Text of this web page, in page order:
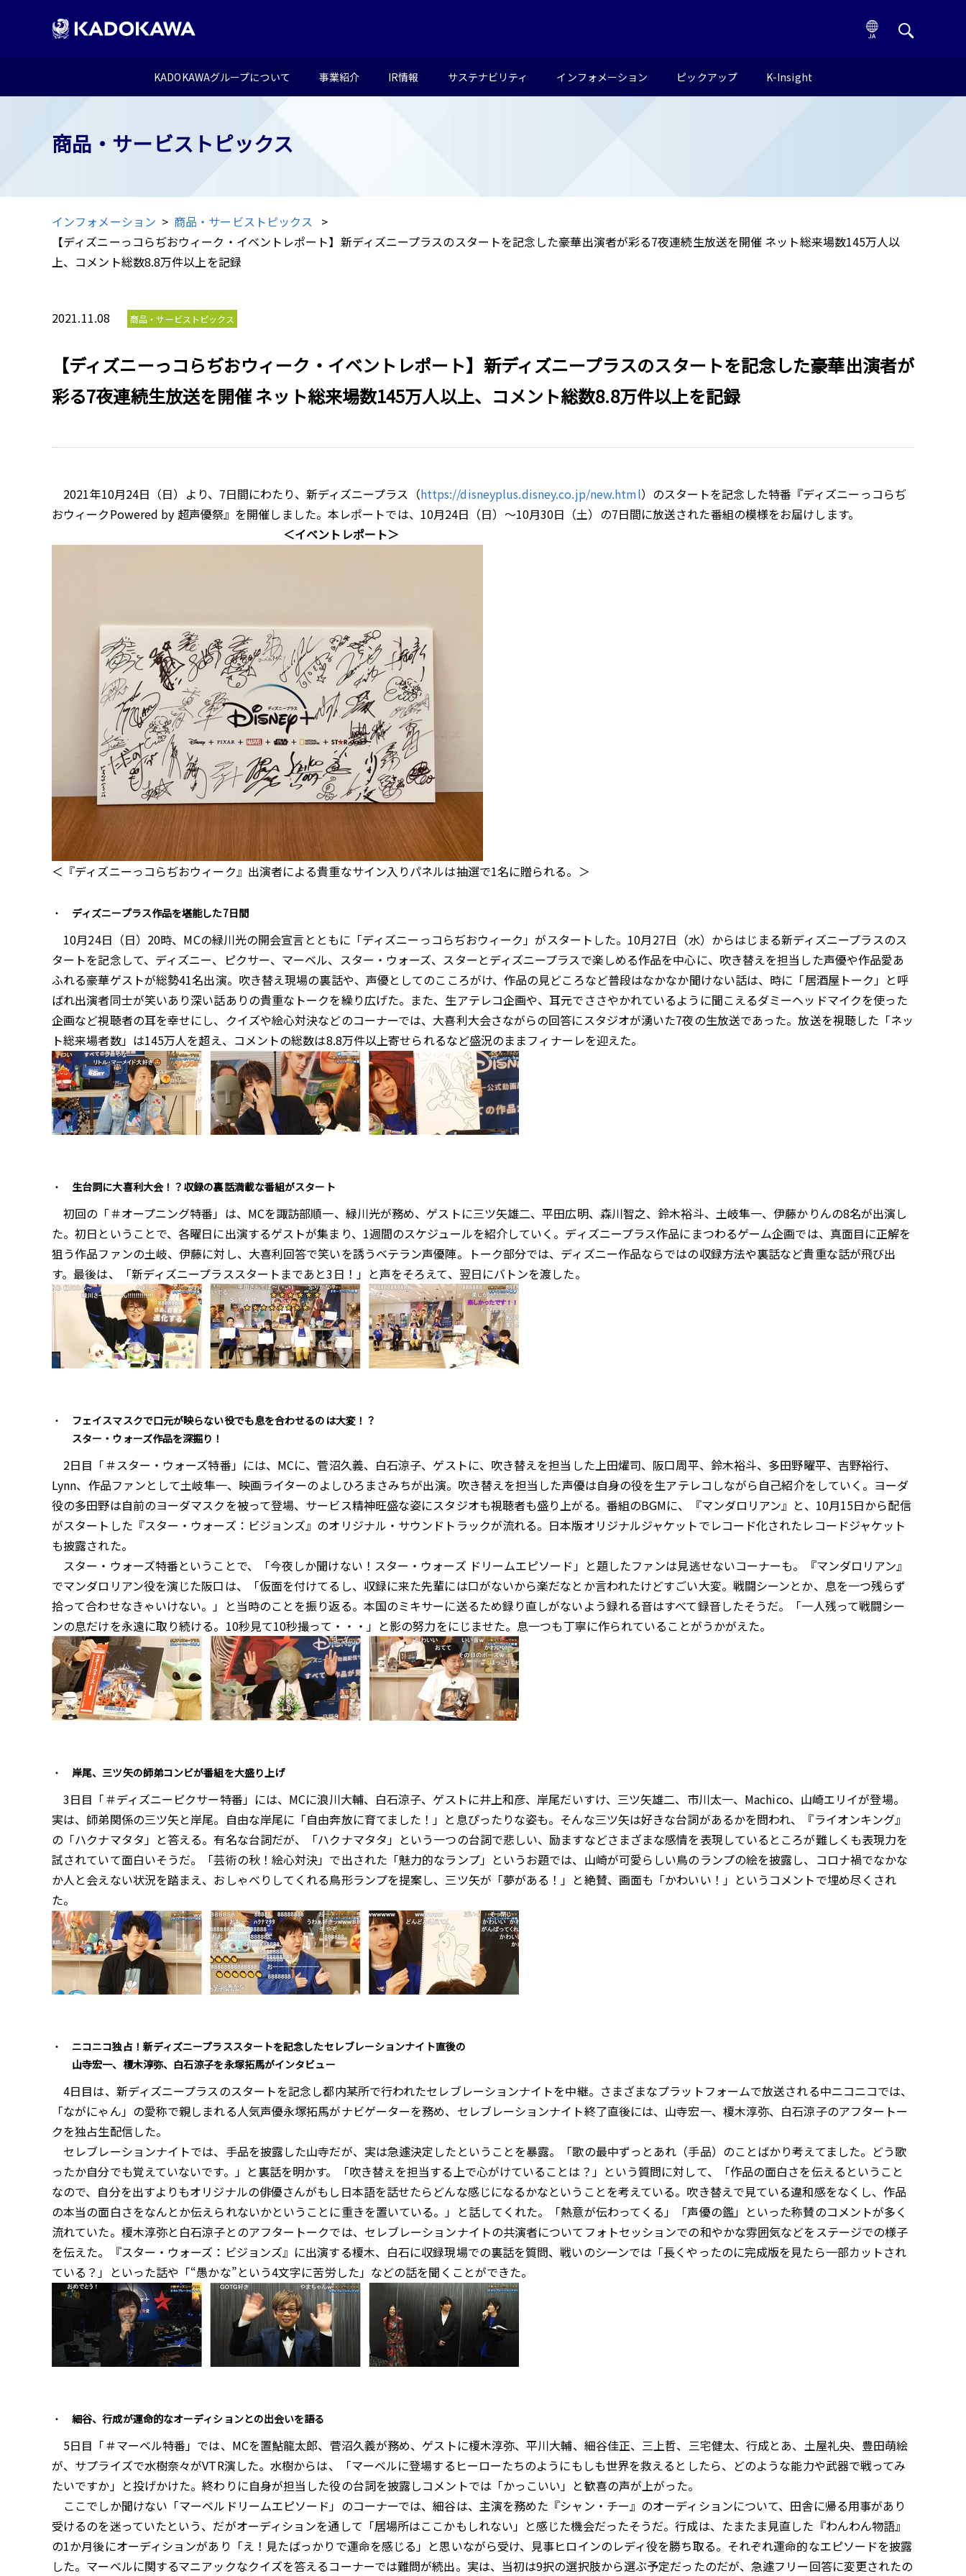
KADOKAWAグループについて 事業紹介 IR情報 サステナビリティ インフォメーション ピックアップ K-Insight
商品・サービストピックス
インフォメーション
商品・サービストピックス
【ディズニーっコらぢおウィーク・イベントレポート】新ディズニープラスのスタートを記念した豪華出演者が彩る7夜連続生放送を開催 ネット総来場数145万人以
上、コメント総数8.8万件以上を記録
2021.11.08 商品・サービストピックス
【ディズニーっコらぢおウィーク・イベントレポート】新ディズニープラスのスタートを記念した豪華出演者が
彩る7夜連続生放送を開催 ネット総来場数145万人以上、コメント総数8.8万件以上を記録
2021年10月24日（日）より、7日間にわたり、新ディズニープラス（https://disneyplus.disney.co.jp/new.html）のスタートを記念した特番『ディズニーっコらぢ
おウィークPowered by 超声優祭』を開催しました。本レポートでは、10月24日（日）～10月30日（土）の7日間に放送された番組の模様をお届けします。
＜イベントレポート＞
＜『ディズニーっコらぢおウィーク』出演者による貴重なサイン入りパネルは抽選で1名に贈られる。＞
ディズニープラス作品を堪能した7日間
10月24日（日）20時、MCの緑川光の開会宣言とともに「ディズニーっコらぢおウィーク」がスタートした。10月27日（水）からはじまる新ディズニープラスのス
タートを記念して、ディズニー、ピクサー、マーベル、スター・ウォーズ、スターとディズニープラスで楽しめる作品を中心に、吹き替えを担当した声優や作品愛あ
ふれる豪華ゲストが総勢41名出演。吹き替え現場の裏話や、声優としてのこころがけ、作品の見どころなど普段はなかなか聞けない話は、時に「居酒屋トーク」と呼
ばれ出演者同士が笑いあり深い話ありの貴重なトークを繰り広げた。また、生アテレコ企画や、耳元でささやかれているように聞こえるダミーヘッドマイクを使った
企画など視聴者の耳を幸せにし、クイズや絵心対決などのコーナーでは、大喜利大会さながらの回答にスタジオが湧いた7夜の生放送であった。放送を視聴した「ネッ
ト総来場者数」は145万人を超え、コメントの総数は8.8万件以上寄せられるなど盛況のままフィナーレを迎えた。
生台詞に大喜利大会！？収録の裏話満載な番組がスタート
初回の「＃オープニング特番」は、MCを諏訪部順一、緑川光が務め、ゲストに三ツ矢雄二、平田広明、森川智之、鈴木裕斗、土岐隼一、伊藤かりんの8名が出演し
た。初日ということで、各曜日に出演するゲストが集まり、1週間のスケジュールを紹介していく。ディズニープラス作品にまつわるゲーム企画では、真面目に正解を
狙う作品ファンの土岐、伊藤に対し、大喜利回答で笑いを誘うベテラン声優陣。トーク部分では、ディズニー作品ならではの収録方法や裏話など貴重な話が飛び出
す。最後は、「新ディズニープラススタートまであと3日！」と声をそろえて、翌日にバトンを渡した。
フェイスマスクで口元が映らない役でも息を合わせるのは大変！？
スター・ウォーズ作品を深掘り！
2日目「＃スター・ウォーズ特番」には、MCに、菅沼久義、白石涼子、ゲストに、吹き替えを担当した上田燿司、阪口周平、鈴木裕斗、多田野曜平、吉野裕行、
Lynn、作品ファンとして土岐隼一、映画ライターのよしひろまさみちが出演。吹き替えを担当した声優は自身の役を生アテレコしながら自己紹介をしていく。ヨーダ
役の多田野は自前のヨーダマスクを被って登場、サービス精神旺盛な姿にスタジオも視聴者も盛り上がる。番組のBGMに、『マンダロリアン』と、10月15日から配信
がスタートした『スター・ウォーズ：ビジョンズ』のオリジナル・サウンドトラックが流れる。日本版オリジナルジャケットでレコード化されたレコードジャケット
も披露された。
スター・ウォーズ特番ということで、「今夜しか聞けない！スター・ウォーズ ドリームエピソード」と題したファンは見逃せないコーナーも。『マンダロリアン』
でマンダロリアン役を演じた阪口は、「仮面を付けてるし、収録に来た先輩には口がないから楽だなとか言われたけどすごい大変。戦闘シーンとか、息を一つ残らず
拾って合わせなきゃいけない。」と当時のことを振り返る。本国のミキサーに送るため録り直しがないよう録れる音はすべて録音したそうだ。「一人残って戦闘シー
ンの息だけを永遠に取り続ける。10秒見て10秒撮って・・・」と影の努力をにじませた。息一つも丁寧に作られていることがうかがえた。
岸尾、三ツ矢の師弟コンビが番組を大盛り上げ
3日目「＃ディズニーピクサー特番」には、MCに浪川大輔、白石涼子、ゲストに井上和彦、岸尾だいすけ、三ツ矢雄二、市川太一、Machico、山崎エリイが登場。
実は、師弟関係の三ツ矢と岸尾。自由な岸尾に「自由奔放に育てました！」と息ぴったりな姿も。そんな三ツ矢は好きな台詞があるかを問われ、『ライオンキング』
の「ハクナマタタ」と答える。有名な台詞だが、「ハクナマタタ」という一つの台詞で悲しい、励ますなどさまざまな感情を表現しているところが難しくも表現力を
試されていて面白いそうだ。「芸術の秋！絵心対決」で出された「魅力的なランプ」というお題では、山崎が可愛らしい鳥のランプの絵を披露し、コロナ禍でなかな
か人と会えない状況を踏まえ、おしゃべりしてくれる鳥形ランプを提案し、三ツ矢が「夢がある！」と絶賛、画面も「かわいい！」というコメントで埋め尽くされ
た。
ニコニコ独占！新ディズニープラススタートを記念したセレブレーションナイト直後の
山寺宏一、榎木淳弥、白石涼子を永塚拓馬がインタビュー
4日目は、新ディズニープラスのスタートを記念し都内某所で行われたセレブレーションナイトを中継。さまざまなプラットフォームで放送される中ニコニコでは、
「ながにゃん」の愛称で親しまれる人気声優永塚拓馬がナビゲーターを務め、セレブレーションナイト終了直後には、山寺宏一、榎木淳弥、白石涼子のアフタートー
クを独占生配信した。
セレブレーションナイトでは、手品を披露した山寺だが、実は急遽決定したということを暴露。「歌の最中ずっとあれ（手品）のことばかり考えてました。どう歌
ったか自分でも覚えていないです。」と裏話を明かす。「吹き替えを担当する上で心がけていることは？」という質問に対して、「作品の面白さを伝えるということ
なので、自分を出すよりもオリジナルの俳優さんがもし日本語を話せたらどんな感じになるかなということを考えている。吹き替えで見ている違和感をなくし、作品
の本当の面白さをなんとか伝えられないかということに重きを置いている。」と話してくれた。「熱意が伝わってくる」「声優の鑑」といった称賛のコメントが多く
流れていた。榎木淳弥と白石涼子とのアフタートークでは、セレブレーションナイトの共演者についてフォトセッションでの和やかな雰囲気などをステージでの様子
を伝えた。『スター・ウォーズ：ビジョンズ』に出演する榎木、白石に収録現場での裏話を質問、戦いのシーンでは「長くやったのに完成版を見たら一部カットされ
ている？」といった話や「“愚かな”という4文字に苦労した」などの話を聞くことができた。
細谷、行成が運命的なオーディションとの出会いを語る
5日目「＃マーベル特番」では、MCを置鮎龍太郎、菅沼久義が務め、ゲストに榎木淳弥、平川大輔、細谷佳正、三上哲、三宅健太、行成とあ、土屋礼央、豊田萌絵
が、サプライズで水樹奈々がVTR演した。水樹からは、「マーベルに登場するヒーローたちのようにもしも世界を救えるとしたら、どのような能力や武器で戦ってみ
たいですか」と投げかけた。終わりに自身が担当した役の台詞を披露しコメントでは「かっこいい」と歓喜の声が上がった。
ここでしか聞けない「マーベルドリームエピソード」のコーナーでは、細谷は、主演を務めた『シャン・チー』のオーディションについて、田舎に帰る用事があり
受けるのを迷っていたという、だがオーディションを通して「居場所はここかもしれない」と感じた機会だったそうだ。行成は、たまたま見直した『わんわん物語』
の1か月後にオーディションがあり「え！見たばっかりで運命を感じる」と思いながら受け、見事ヒロインのレディ役を勝ち取る。それぞれ運命的なエピソードを披露
した。マーベルに関するマニアックなクイズを答えるコーナーでは難問が続出。実は、当初は9択の選択肢から選ぶ予定だったのだが、急遽フリー回答に変更されたの